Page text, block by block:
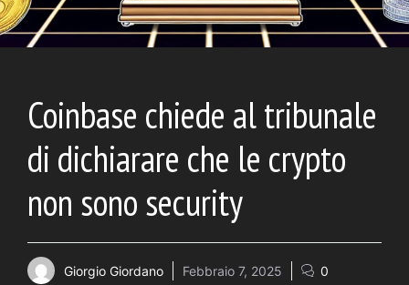
Coinbase chiede al tribunale
di dichiarare che le crypto
non sono security
Giorgio Giordano Febbraio 7, 2025 0